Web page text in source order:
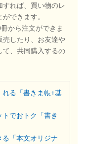
れば、買い物のレ
できます。
から注文ができま
売したり、お友達や
て、共同購入するの
る「書きま帳+基
でおトク「書き
「本文オリジナ